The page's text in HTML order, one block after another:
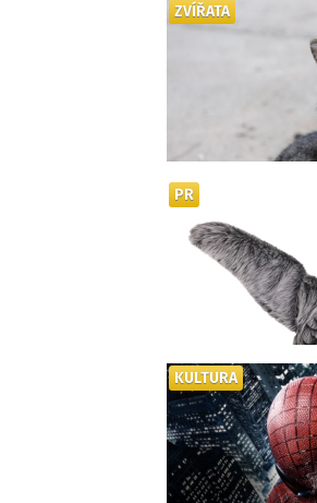
ZVÍŘATA
PR
KULTURA